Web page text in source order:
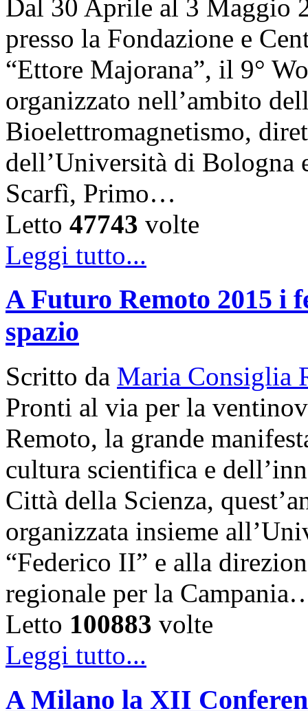
Dal 30 Aprile al 3 Maggio
presso la Fondazione e
“Ettore Majorana”, il 9°
organizzato nell’ambito
Bioelettromagnetismo,
dell’Università di Bologna
Scarfì, Primo…
Letto 47743 volte
Leggi tutto...
A Futuro Remoto 2015 i
spazio
Scritto da Maria Consiglia
Pronti al via per la
Remoto, la grande
cultura scientifica e
Città della Scienza,
organizzata insieme
“Federico II” e alla
regionale per la
Letto 100883 volte
Leggi tutto...
A Milano la XII